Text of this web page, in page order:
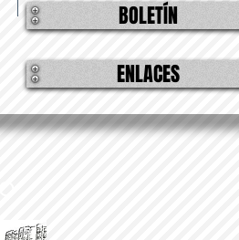
ENLACES
BOLETÍN